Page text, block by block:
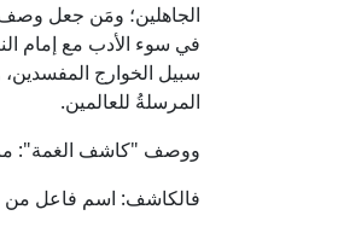
الجاهلين؛ ومَن جعل وصف
في سوء الأدب مع إمام
سبيل الخوارج
المرسلةُ للعالمين.
ووصف "كاشف الغمة":
فالكاشف: اسم فاعل من